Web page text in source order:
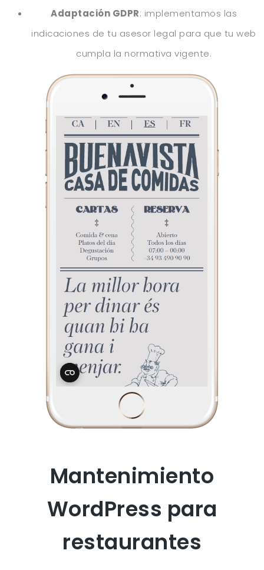
Adaptación GDPR: implementamos las
indicaciones de tu asesor legal para que tu web
cumpla la normativa vigente.
Mantenimiento
WordPress para
restaurantes